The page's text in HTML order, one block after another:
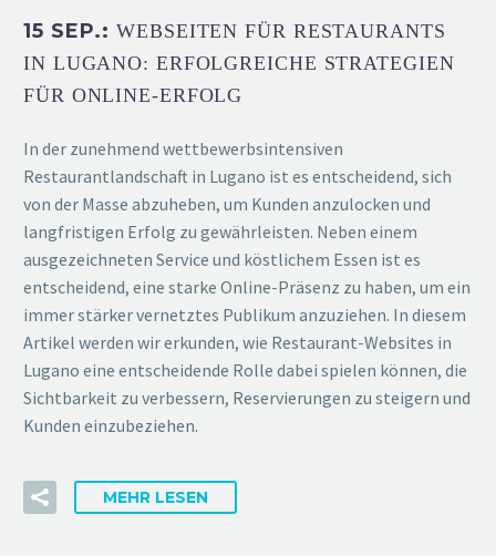
15 SEP.:WEBSEITEN FÜR RESTAURANTS
IN LUGANO: ERFOLGREICHE STRATEGIEN
FÜR ONLINE-ERFOLG
In der zunehmend wettbewerbsintensiven
Restaurantlandschaft in Lugano ist es entscheidend, sich
von der Masse abzuheben, um Kunden anzulocken und
langfristigen Erfolg zu gewährleisten. Neben einem
ausgezeichneten Service und köstlichem Essen ist es
entscheidend, eine starke Online-Präsenz zu haben, um ein
immer stärker vernetztes Publikum anzuziehen. In diesem
Artikel werden wir erkunden, wie Restaurant-Websites in
Lugano eine entscheidende Rolle dabei spielen können, die
Sichtbarkeit zu verbessern, Reservierungen zu steigern und
Kunden einzubeziehen.
MEHR LESEN